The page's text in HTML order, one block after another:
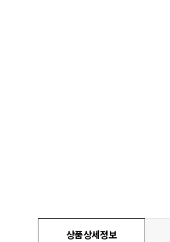
상품상세정보